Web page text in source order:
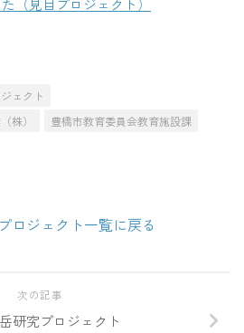
ェクト
株）
豊橋市教育委員会教育施設課
ロジェクト一覧に戻る
次の記事
研究プロジェクト